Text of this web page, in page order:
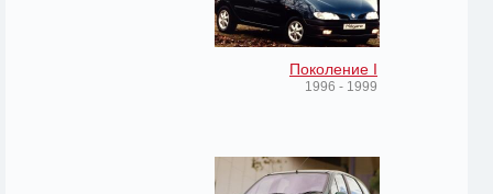
Поколение I
1996 - 1999